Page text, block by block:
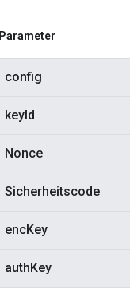
Parameter
config
keyId
Nonce
Sicherheitscode
encKey
authKey